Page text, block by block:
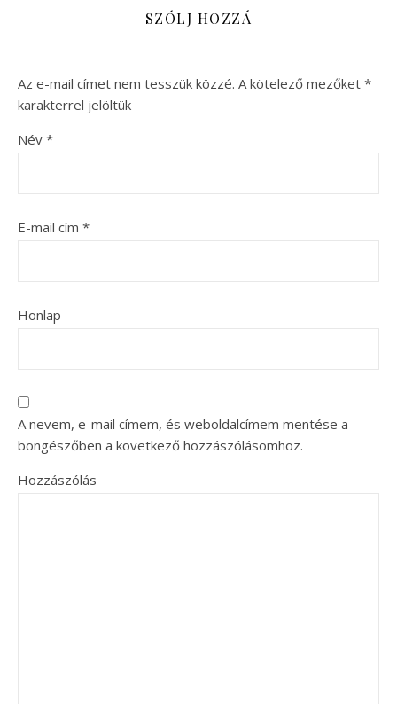
SZÓLJ HOZZÁ
Az e-mail címet nem tesszük közzé. A kötelező mezőket *
karakterrel jelöltük
Név *
E-mail cím *
Honlap
A nevem, e-mail címem, és weboldalcímem mentése a
böngészőben a következő hozzászólásomhoz.
Hozzászólás